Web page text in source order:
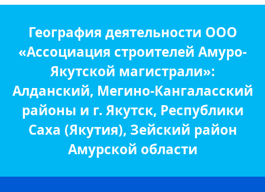
География деятельности ООО
«Ассоциация строителей Амуро-
Якутской магистрали»:
Алданский, Мегино-Кангаласский
районы и г. Якутск, Республики
Саха (Якутия), Зейский район
Амурской области